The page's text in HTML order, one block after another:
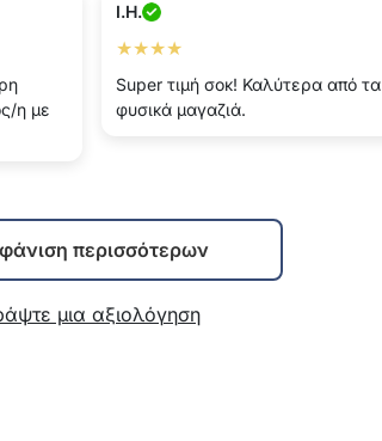
η με
I.H.
★★★★
Super τιμή σοκ! Καλύτερα από τα
φυσικά μαγαζιά.
περισσότερων
μια αξιολόγηση